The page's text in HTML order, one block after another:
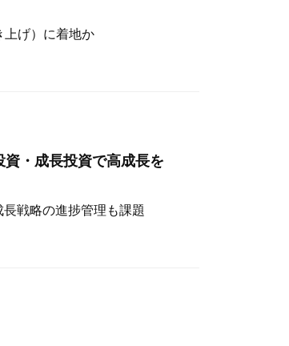
上げ）に着地か
・成長投資で高成長を
戦略の進捗管理も課題